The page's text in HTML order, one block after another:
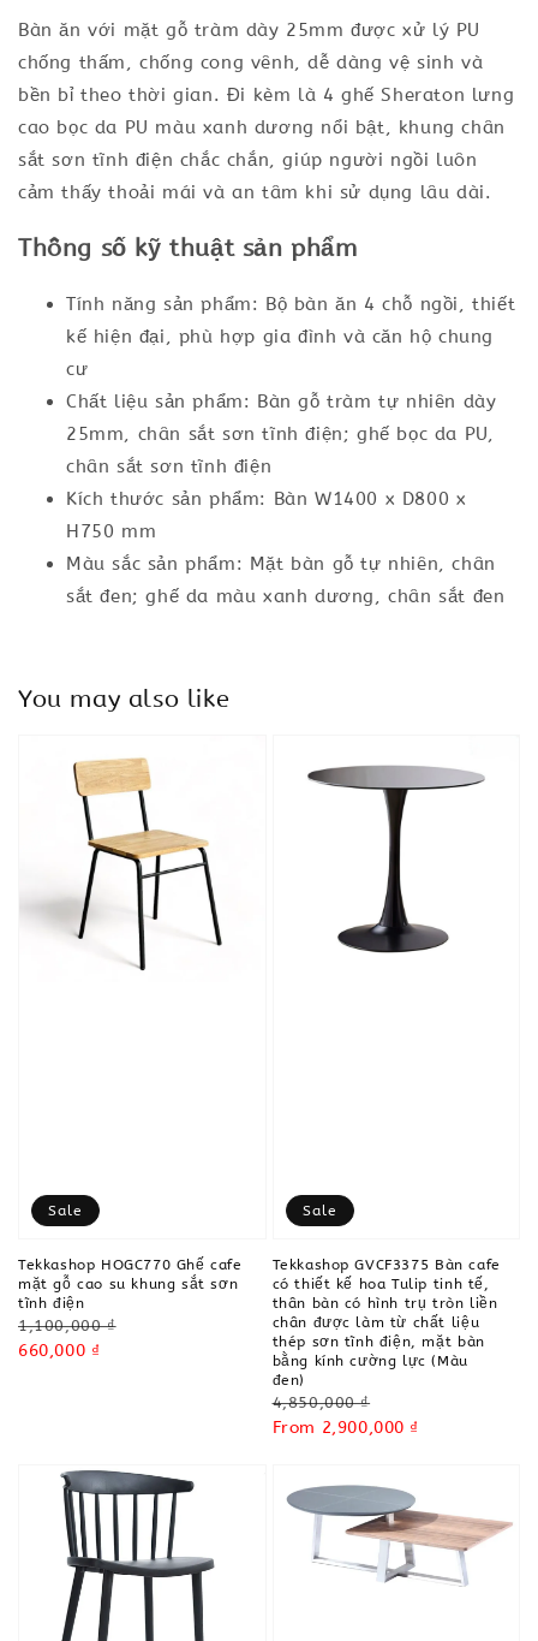
Bàn ăn với mặt gỗ tràm dày 25mm được xử lý PU
chống thấm, chống cong vênh, dễ dàng vệ sinh và
bền bỉ theo thời gian. Đi kèm là 4 ghế Sheraton lưng
cao bọc da PU màu xanh dương nổi bật, khung chân
sắt sơn tĩnh điện chắc chắn, giúp người ngồi luôn
cảm thấy thoải mái và an tâm khi sử dụng lâu dài.
Thông số kỹ thuật sản phẩm
Tính năng sản phẩm: Bộ bàn ăn 4 chỗ ngồi, thiết
kế hiện đại, phù hợp gia đình và căn hộ chung
cư
Chất liệu sản phẩm: Bàn gỗ tràm tự nhiên dày
25mm, chân sắt sơn tĩnh điện; ghế bọc da PU,
chân sắt sơn tĩnh điện
Kích thước sản phẩm: Bàn W1400 x D800 x
H750 mm
Màu sắc sản phẩm: Mặt bàn gỗ tự nhiên, chân
sắt đen; ghế da màu xanh dương, chân sắt đen
You may also like
Sale
Tekkashop HOGC770 Ghế cafe
mặt gỗ cao su khung sắt sơn
tĩnh điện
Regular
price
1,100,000 ₫
Sale
660,000 ₫
Sale
Tekkashop GVCF3375 Bàn cafe
có thiết kế hoa Tulip tinh tế,
thân bàn có hình trụ tròn liền
chân được làm từ chất liệu
thép sơn tĩnh điện, mặt bàn
bằng kính cường lực (Màu
đen)
Regular
price
4,850,000 ₫
Sale
From 2,900,000 ₫